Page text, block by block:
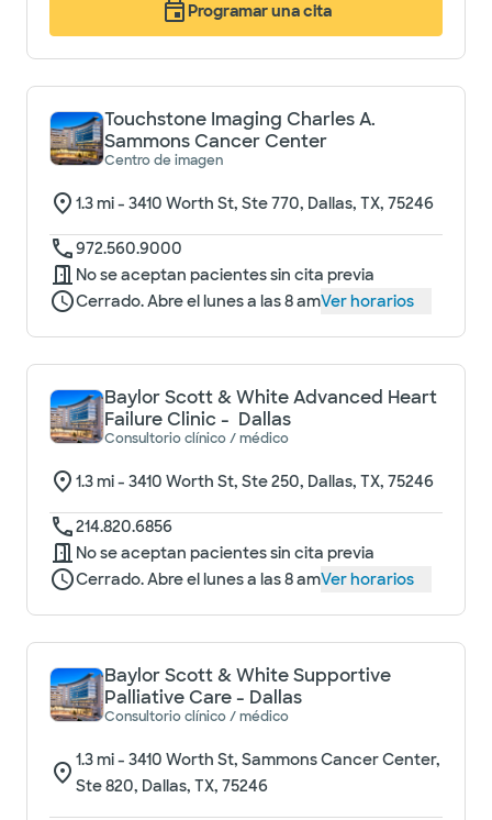
Programar una cita
Touchstone Imaging Charles A.
Sammons Cancer Center
Centro de imagen
1.3mi - 3410 Worth St, Ste 770, Dallas, TX, 75246
972.560.9000
No se aceptan pacientes sin cita previa
Cerrado. Abre el lunes a las 8 amVer horarios
Baylor Scott & White Advanced Heart
Failure Clinic - Dallas
Consultorio clínico / médico
1.3mi - 3410 Worth St, Ste 250, Dallas, TX, 75246
214.820.6856
No se aceptan pacientes sin cita previa
Cerrado. Abre el lunes a las 8 amVer horarios
Baylor Scott & White Supportive
Palliative Care - Dallas
Consultorio clínico / médico
1.3mi - 3410 Worth St, Sammons Cancer Center,
Ste 820, Dallas, TX, 75246